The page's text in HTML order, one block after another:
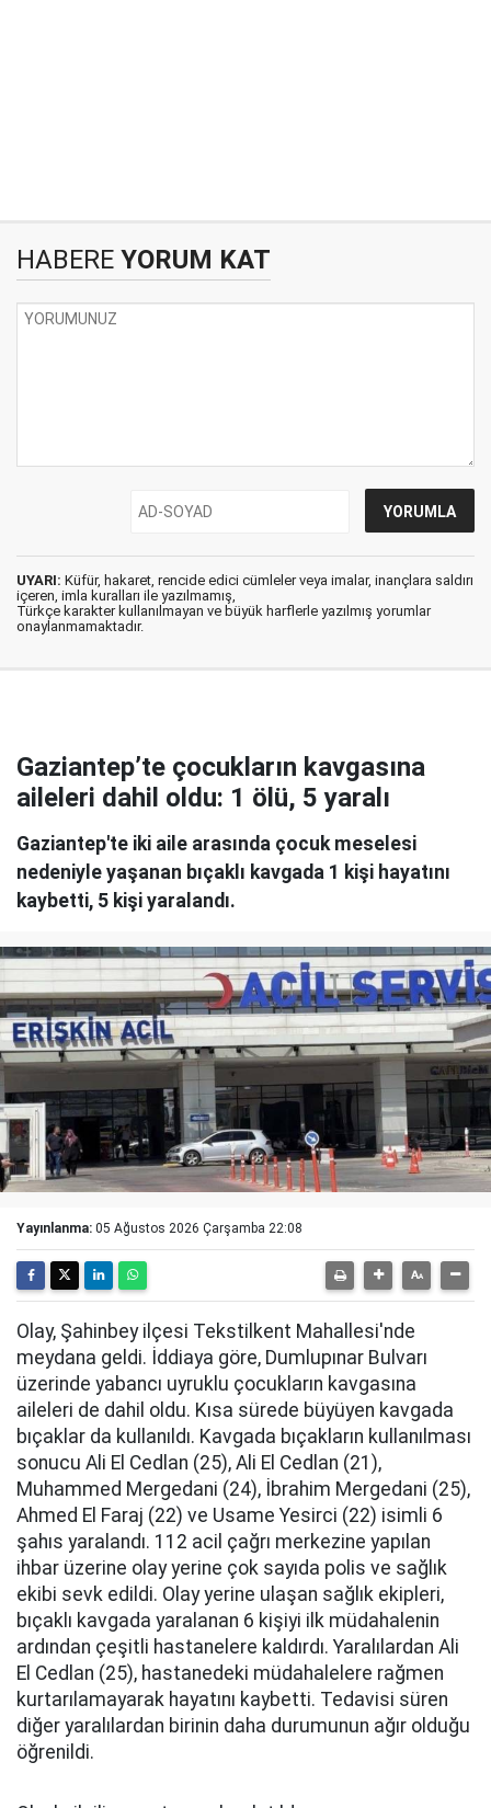
HABERE YORUM KAT
UYARI: Küfür, hakaret, rencide edici cümleler veya imalar, inançlara saldırı
içeren, imla kuralları ile yazılmamış,
Türkçe karakter kullanılmayan ve büyük harflerle yazılmış yorumlar
onaylanmamaktadır.
Gaziantep’te çocukların kavgasına
aileleri dahil oldu: 1 ölü, 5 yaralı
Gaziantep'te iki aile arasında çocuk meselesi
nedeniyle yaşanan bıçaklı kavgada 1 kişi hayatını
kaybetti, 5 kişi yaralandı.
Yayınlanma: 05 Ağustos 2026 Çarşamba 22:08
Olay, Şahinbey ilçesi Tekstilkent Mahallesi'nde
meydana geldi. İddiaya göre, Dumlupınar Bulvarı
üzerinde yabancı uyruklu çocukların kavgasına
aileleri de dahil oldu. Kısa sürede büyüyen kavgada
bıçaklar da kullanıldı. Kavgada bıçakların kullanılması
sonucu Ali El Cedlan (25), Ali El Cedlan (21),
Muhammed Mergedani (24), İbrahim Mergedani (25),
Ahmed El Faraj (22) ve Usame Yesirci (22) isimli 6
şahıs yaralandı. 112 acil çağrı merkezine yapılan
ihbar üzerine olay yerine çok sayıda polis ve sağlık
ekibi sevk edildi. Olay yerine ulaşan sağlık ekipleri,
bıçaklı kavgada yaralanan 6 kişiyi ilk müdahalenin
ardından çeşitli hastanelere kaldırdı. Yaralılardan Ali
El Cedlan (25), hastanedeki müdahalelere rağmen
kurtarılamayarak hayatını kaybetti. Tedavisi süren
diğer yaralılardan birinin daha durumunun ağır olduğu
öğrenildi.